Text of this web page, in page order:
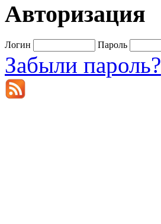
Авторизация
Логин Пароль
Забыли пароль?